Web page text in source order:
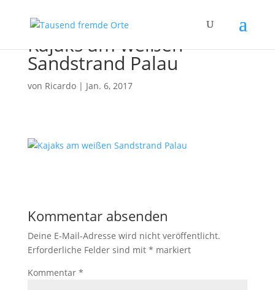
Kajaks am weißen
Sandstrand Palau
von Ricardo| Jan. 6, 2017
Kommentar absenden
Deine E-Mail-Adresse wird nicht veröffentlicht.
Erforderliche Felder sind mit * markiert
Kommentar *